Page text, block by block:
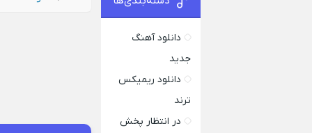
دانلود آهنگ
جدید
دانلود ریمیکس
ترند
در انتظار پخش